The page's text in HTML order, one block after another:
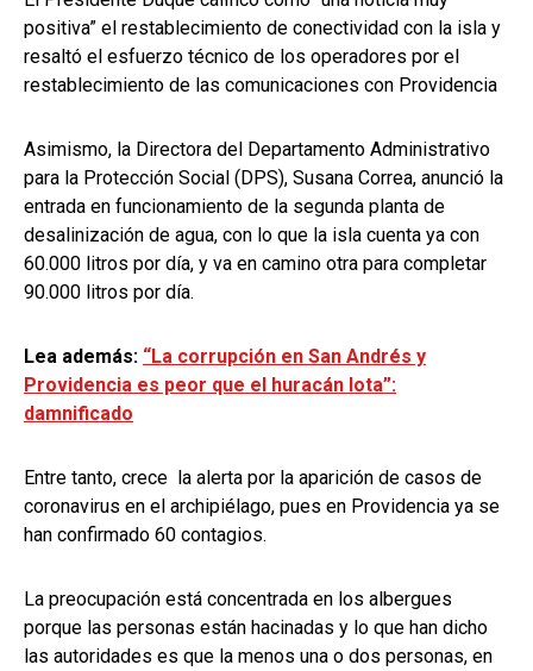
positiva” el restablecimiento de conectividad con la isla y
resaltó el esfuerzo técnico de los operadores por el
restablecimiento de las comunicaciones con Providencia
Asimismo, la Directora del Departamento Administrativo
para la Protección Social (DPS), Susana Correa, anunció la
entrada en funcionamiento de la segunda planta de
desalinización de agua, con lo que la isla cuenta ya con
60.000 litros por día, y va en camino otra para completar
90.000 litros por día.
Lea además: “La corrupción en San Andrés y
Providencia es peor que el huracán Iota”:
damnificado
Entre tanto, crece la alerta por la aparición de casos de
coronavirus en el archipiélago, pues en Providencia ya se
han confirmado 60 contagios.
La preocupación está concentrada en los albergues
porque las personas están hacinadas y lo que han dicho
las autoridades es que la menos una o dos personas, en